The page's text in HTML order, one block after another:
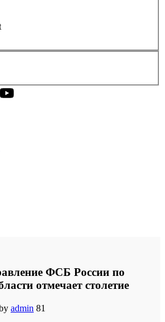
ФСБ России по
отмечает столетие
admin 81